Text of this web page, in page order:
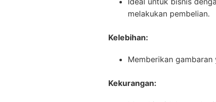
melakukan pembelian.
Kelebihan:
Memberikan
Kekurangan: